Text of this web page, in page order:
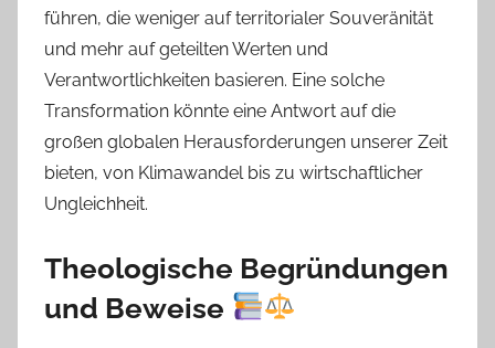
führen, die weniger auf territorialer Souveränität
und mehr auf geteilten Werten und
Verantwortlichkeiten basieren. Eine solche
Transformation könnte eine Antwort auf die
großen globalen Herausforderungen unserer Zeit
bieten, von Klimawandel bis zu wirtschaftlicher
Ungleichheit.
Theologische Begründungen
und Beweise